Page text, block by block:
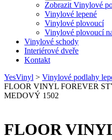
Zobrazit Vinylové
Vinylové lepené
Vinylové plovoucí
Vinylové plovoucí
Vinylové schody
Interiérové dveře
Kontakt
YesVinyl > Vinylové podlahy
FLOOR VINYL FOREVER
MEDOVÝ 1502
FLOOR